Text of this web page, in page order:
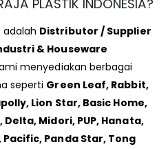
PLASTIK INDONESIA?
adalah Distributor / Supplier
& Houseware
menyediakan berbagai
seperti Green Leaf, Rabbit,
Lion Star, Basic Home,
Midori, PUP, Hanata,
Pacific, Panda Star, Tong